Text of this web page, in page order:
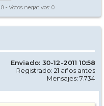
0 - Votos negativos: 0
Enviado: 30-12-2011 10:58
Registrado: 21 años antes
Mensajes: 7.734